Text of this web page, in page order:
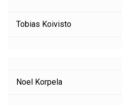
Tobias Koivisto
Noel Korpela